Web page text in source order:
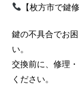
【枚方市で鍵
鍵の不具合でお
い。
交換前に、修理
ください。